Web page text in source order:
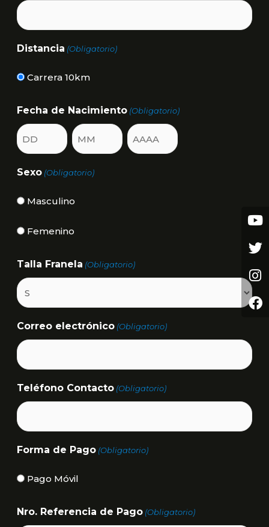
Distancia (Obligatorio)
Carrera 10km
Fecha de Nacimiento (Obligatorio)
Sexo (Obligatorio)
Masculino
Femenino
Talla Franela (Obligatorio)
Correo electrónico (Obligatorio)
Teléfono Contacto (Obligatorio)
Forma de Pago (Obligatorio)
Pago Móvil
Nro. Referencia de Pago (Obligatorio)